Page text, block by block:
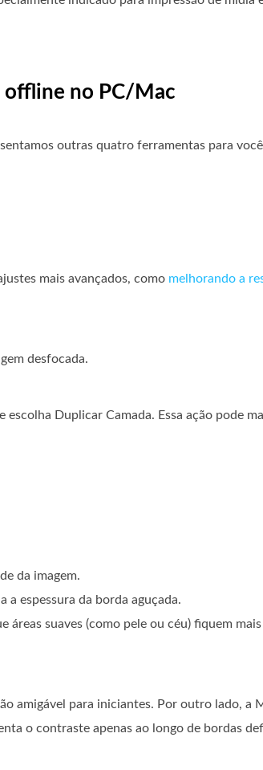
offline no PC/Mac
outras quatro ferramentas para
mais avançados, como melhorando a
desfocada.
Duplicar Camada. Essa ação pode
da imagem.
espessura da borda aguçada.
suaves (como pele ou céu) fiquem
amigável para iniciantes. Por outro lado, a
o contraste apenas ao longo de bordas